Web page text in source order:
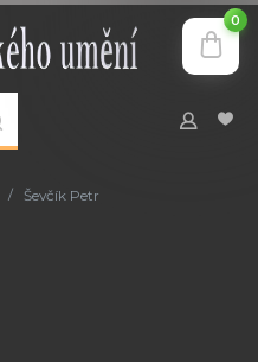
0
Ševčík Petr